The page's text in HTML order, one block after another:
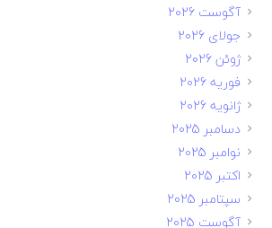
آگوست 2026
جولای 2026
ژوئن 2026
فوریه 2026
ژانویه 2026
دسامبر 2025
نوامبر 2025
اکتبر 2025
سپتامبر 2025
آگوست 2025